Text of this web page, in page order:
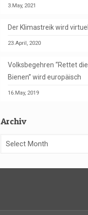
3.May, 2021
Der Klimastreik wird virtuell
23.April, 2020
Volksbegehren “Rettet die
Bienen” wird europäisch
16.May, 2019
Archiv
Archiv